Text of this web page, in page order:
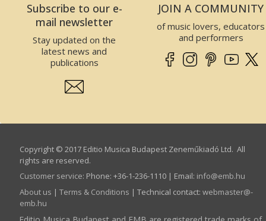
Subscribe to our e-
mail newsletter
Stay updated on the
latest news and
publications
JOIN A COMMUNITY
of music lovers, educators
and performers
Copyright © 2017 Editio Musica Budapest Zeneműkiadó Ltd. All
rights are reserved.
Customer service: Phone: +36-1-236-1110 | Email: info­@­emb.hu
About us | Terms & Conditions | Technical contact: webmaster­@­
emb.hu